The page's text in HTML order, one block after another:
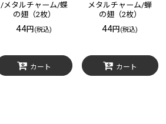
/メタルチャーム/蝶
の翅（2枚）
44円 (税込)
カート
メタルチャーム/蝉
の翅（2枚）
44円 (税込)
カート